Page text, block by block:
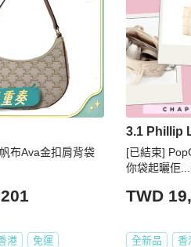
布Ava金扣肩背袋
港 免運
3.1 Phillip
[已結束]
你袋起曬佢
TWD
全新品 香